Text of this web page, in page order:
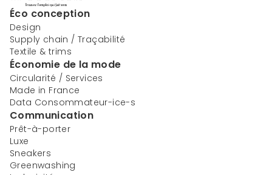
Éco conception
Design
Supply chain / Traçabilité
Textile & trims
Économie de la mode
Circularité / Services
Made in France
Data Consommateur-ice-s
Communication
Prêt-à-porter
Luxe
Sneakers
Greenwashing